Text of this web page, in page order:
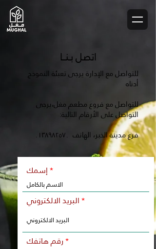
اتصل بـنــا
للتواصل مع الإدارة يرجى تعبئة النموذج
أدناه
للتواصل مع فروع مطعم مغل،يرجى
التواصل على الأرقام التالية:
فرع مدينة الخبر، الهاتف ٠١٣٨٩٨٢٥٧٠
إسمك
البريد الالكتروني
رقم هاتفك